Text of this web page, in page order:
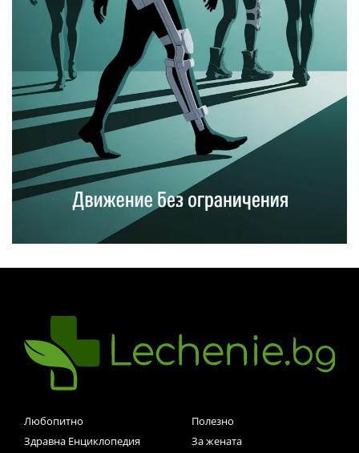
Любопитно
Полезно
Здравна Енциклопедия
За жената